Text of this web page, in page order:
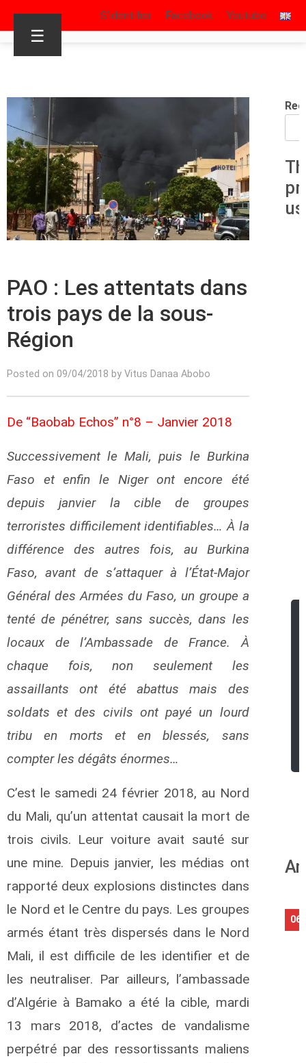
S’identifier Facebook Youtube
☰
PAO : Les attentats dans
trois pays de la sous-
Région
Posted on 09/04/2018 by Vitus Danaa Abobo
De “Baobab Echos” n°8 – Janvier 2018
Successivement le Mali, puis le Burkina
Faso et enfin le Niger ont encore été
depuis janvier la cible de groupes
terroristes difficilement identifiables… À la
différence des autres fois, au Burkina
Faso, avant de s’attaquer à l’État-Major
Général des Armées du Faso, un groupe a
tenté de pénétrer, sans succès, dans les
locaux de l’Ambassade de France. À
chaque fois, non seulement les
assaillants ont été abattus mais des
soldats et des civils ont payé un lourd
tribu en morts et en blessés, sans
compter les dégâts énormes…
C’est le samedi 24 février 2018, au Nord
du Mali, qu’un attentat causait la mort de
trois civils. Leur voiture avait sauté sur
une mine. Depuis janvier, les médias ont
rapporté deux explosions distinctes dans
le Nord et le Centre du pays. Les groupes
armés étant très dispersés dans le Nord
Mali, il est difficile de les identifier et de
les neutraliser. Par ailleurs, l’ambassade
d’Algérie à Bamako a été la cible, mardi
13 mars 2018, d’actes de vandalisme
perpétré par des ressortissants maliens
us